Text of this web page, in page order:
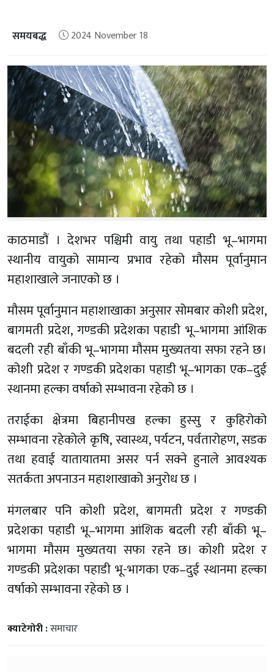
समयबद्ध 2024 November 18
काठमाडौं । देशभर पश्चिमी वायु तथा पहाडी भू–भागमा
स्थानीय वायुको सामान्य प्रभाव रहेको मौसम पूर्वानुमान
महाशाखाले जनाएको छ ।
मौसम पूर्वानुमान महाशाखाका अनुसार सोमबार कोशी प्रदेश,
बागमती प्रदेश, गण्डकी प्रदेशका पहाडी भू–भागमा आंशिक
बदली रही बाँकी भू–भागमा मौसम मुख्यतया सफा रहने छ।
कोशी प्रदेश र गण्डकी प्रदेशका पहाडी भू–भागका एक–दुई
स्थानमा हल्का वर्षाको सम्भावना रहेको छ ।
तराईका क्षेत्रमा बिहानीपख हल्का हुस्सु र कुहिरोको
सम्भावना रहेकोले कृषि, स्वास्थ्य, पर्यटन, पर्वतारोहण, सडक
तथा हवाई यातायातमा असर पर्न सक्ने हुनाले आवश्यक
सतर्कता अपनाउन महाशाखाको अनुरोध छ ।
मंगलबार पनि कोशी प्रदेश, बागमती प्रदेश र गण्डकी
प्रदेशका पहाडी भू–भागमा आंशिक बदली रही बाँकी भू–
भागमा मौसम मुख्यतया सफा रहने छ। कोशी प्रदेश र
गण्डकी प्रदेशका पहाडी भू-भागका एक–दुई स्थानमा हल्का
वर्षाको सम्भावना रहेको छ ।
क्याटेगोरी :समाचार